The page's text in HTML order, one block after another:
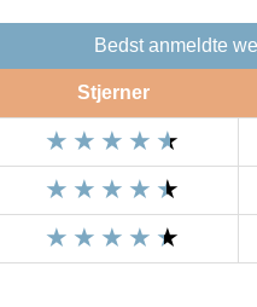
Bedst anmeldte
Stjerner